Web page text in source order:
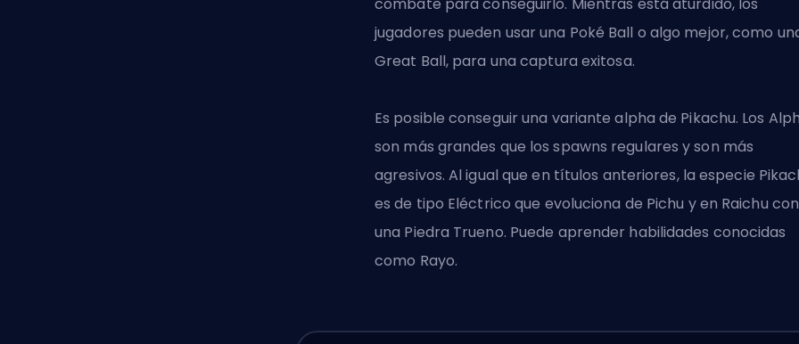
jugadores pueden usar una Poké Ball o algo mejor, como
Great Ball, para una captura exitosa.
Es posible conseguir una variante alpha de Pikachu. Los
son más grandes que los spawns regulares y son más
agresivos. Al igual que en títulos anteriores, la especie
es de tipo Eléctricoque evoluciona de Pichu y en Raichu con
una Piedra Trueno. Puede aprender habilidades conocidas
como Rayo.